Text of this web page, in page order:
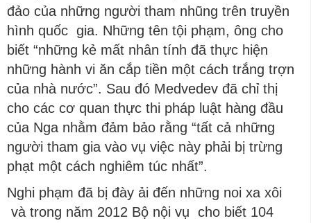
đảo của những người tham nhũng trên truyền
hình quốc gia. Những tên tội phạm, ông cho
biết “những kẻ mất nhân tính đã thực hiện
những hành vi ăn cắp tiền một cách trắng trợn
của nhà nước”. Sau đó Medvedev đã chỉ thị
cho các cơ quan thực thi pháp luật hàng đầu
của Nga nhằm đảm bảo rằng “tất cả những
người tham gia vào vụ việc này phải bị trừng
phạt một cách nghiêm túc nhất”.
Nghi phạm đã bị đày ải đến những noi xa xôi
và trong năm 2012 Bộ nội vụ cho biết 104